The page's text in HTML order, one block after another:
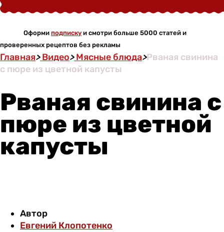
Оформи подписку и смотри больше 5000 статей и
проверенных рецептов без рекламы
Главная>Видео>Мясные блюда>Рваная свинина
с пюре из цветной капусты
Рваная свинина с
пюре из цветной
капусты
Автор
Евгений Клопотенко